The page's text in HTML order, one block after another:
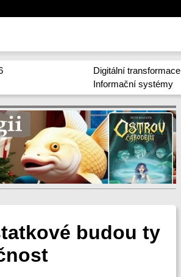
Digitální transformace
Informační systémy
budou ty